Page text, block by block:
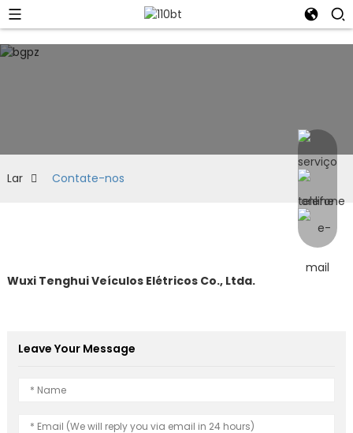
Lar Contate-nos
Wuxi Tenghui Veículos Elétricos Co., Ltda.
Leave Your Message